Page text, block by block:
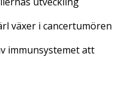
växer i cancertumören
immunsystemet att